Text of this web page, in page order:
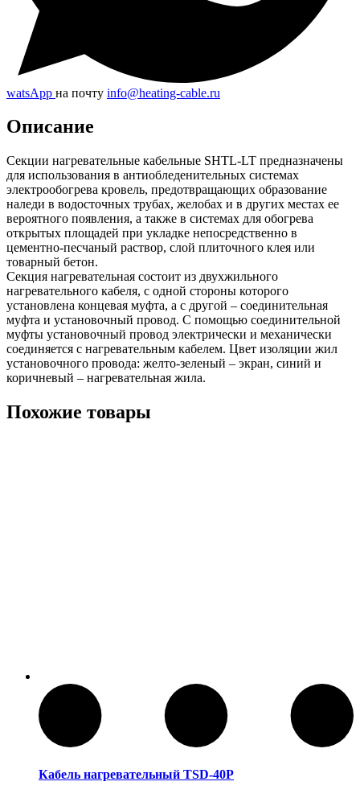
watsApp на почту info@heating-cable.ru
Описание
Секции нагревательные кабельные SHTL-LT предназначены
для использования в антиобледенительных системах
электрообогрева кровель, предотвращающих образование
наледи в водосточных трубах, желобах и в других местах ее
вероятного появления, а также в системах для обогрева
открытых площадей при укладке непосредственно в
цементно-песчаный раствор, слой плиточного клея или
товарный бетон.
Секция нагревательная состоит из двухжильного
нагревательного кабеля, с одной стороны которого
установлена концевая муфта, а с другой – соединительная
муфта и установочный провод. С помощью соединительной
муфты установочный провод электрически и механически
соединяется с нагревательным кабелем. Цвет изоляции жил
установочного провода: желто-зеленый – экран, синий и
коричневый – нагревательная жила.
Похожие товары
Кабель нагревательный TSD-40P